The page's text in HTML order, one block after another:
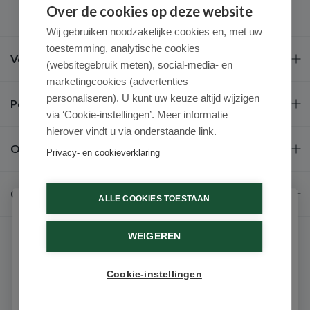
Veel gestelde vragen
Populaire merken
Over ons
Contact
Over de cookies op deze website
Wij gebruiken noodzakelijke cookies en, met uw
toestemming, analytische cookies
(websitegebruik meten), social-media- en
marketingcookies (advertenties
personaliseren). U kunt uw keuze altijd wijzigen
via ‘Cookie-instellingen’. Meer informatie
hierover vindt u via onderstaande link.
Privacy- en cookieverklaring
ALLE COOKIES TOESTAAN
WEIGEREN
Cookie-instellingen
Schrijf je in voor onze nieuwsbrief
Ontvang als eerste de beste aanbiedingen en persoonlijk
advies